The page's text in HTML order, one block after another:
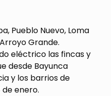
Pueblo Nuevo, Loma
Grande.
eléctrico las fincas y
desde Bayunca
y los barrios de
de enero.